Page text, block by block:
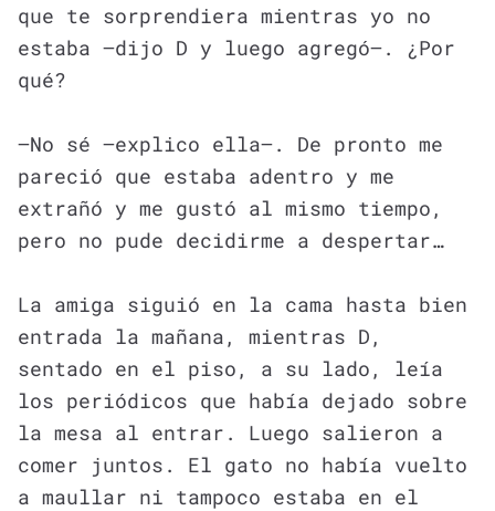
que te sorprendiera mientras yo no
estaba —dijo D y luego agregó—. ¿Por
qué?
—No sé —explico ella—. De pronto me
pareció que estaba adentro y me
extrañó y me gustó al mismo tiempo,
pero no pude decidirme a despertar…
La amiga siguió en la cama hasta bien
entrada la mañana, mientras D,
sentado en el piso, a su lado, leía
los periódicos que había dejado sobre
la mesa al entrar. Luego salieron a
comer juntos. El gato no había vuelto
a maullar ni tampoco estaba en el